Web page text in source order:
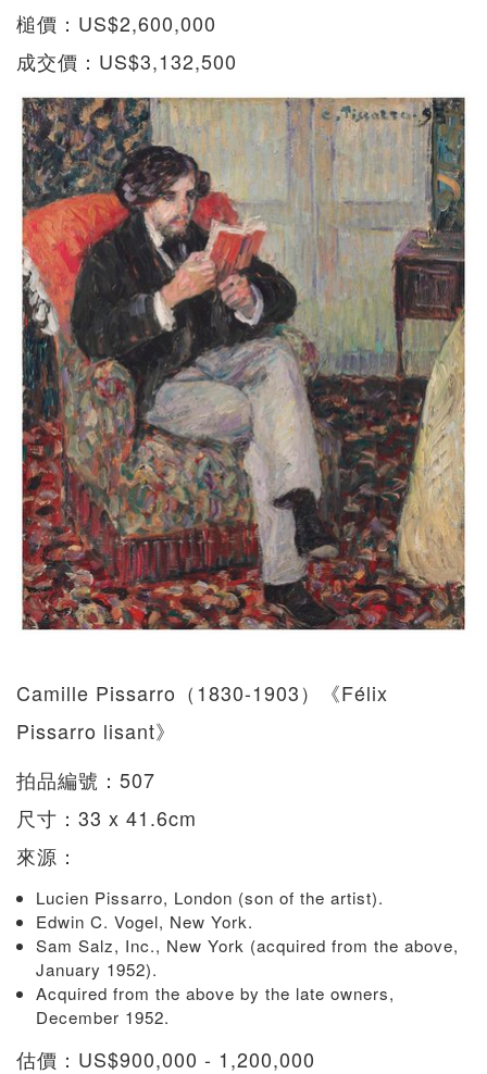
槌價：US$2,600,000
成交價：US$3,132,500
Camille Pissarro（1830-1903）《Félix
Pissarro lisant》
拍品編號：507
尺寸：33 x 41.6cm
來源：
Lucien Pissarro, London (son of the artist).
Edwin C. Vogel, New York.
Sam Salz, Inc., New York (acquired from the above,
January 1952).
Acquired from the above by the late owners,
December 1952.
估價：US$900,000 - 1,200,000